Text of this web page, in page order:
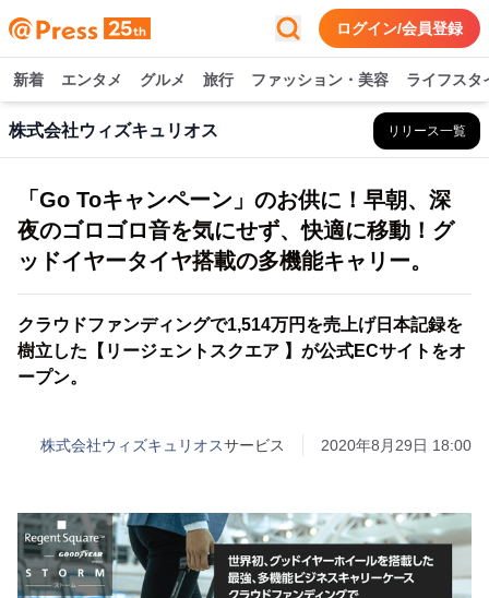
ログイン/会員登録
新着 エンタメ グルメ 旅行 ファッション・美容 ライフスタ
株式会社ウィズキュリオス リリース一覧
「Go Toキャンペーン」のお供に！早朝、深
夜のゴロゴロ音を気にせず、快適に移動！グ
ッドイヤータイヤ搭載の多機能キャリー。
クラウドファンディングで1,514万円を売上げ日本記録を
樹立した【リージェントスクエア 】が公式ECサイトをオ
ープン。
株式会社ウィズキュリオスサービス 2020年8月29日 18:00